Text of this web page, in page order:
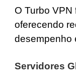
O Turbo
oferecendo
desempenho
Servidores